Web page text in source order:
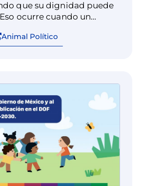
que su dignidad puede
ocurre cuando un
convertir su
en un negocio. Esa es,
Animal Político